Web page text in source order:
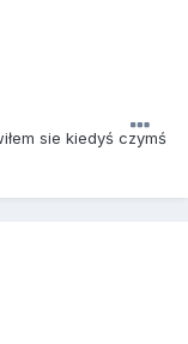
sie kiedyś czymś